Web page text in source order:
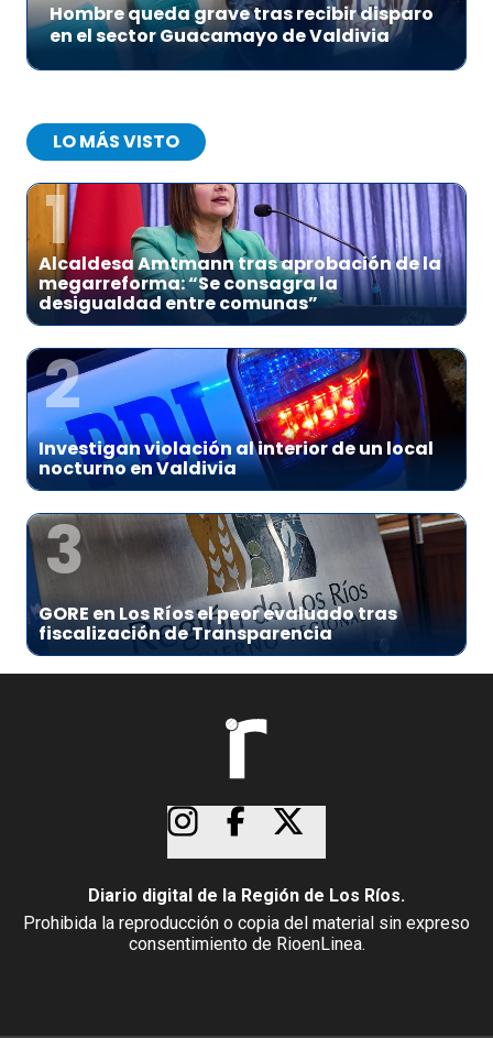
Hombre queda grave tras recibir disparo
en el sector Guacamayo de Valdivia
LO MÁS VISTO
1
Alcaldesa Amtmann tras aprobación de la
megarreforma: “Se consagra la
desigualdad entre comunas”
2
Investigan violación al interior de un local
nocturno en Valdivia
3
GORE en Los Ríos el peor evaluado tras
fiscalización de Transparencia
Diario digital de la Región de Los Ríos.
Prohibida la reproducción o copia del material sin expreso
consentimiento de RioenLinea.